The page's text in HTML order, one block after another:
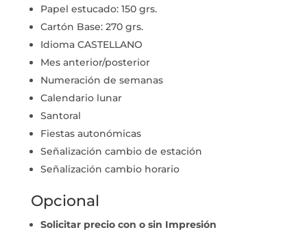
Papel estucado: 150 grs.
Cartón Base: 270 grs.
Idioma CASTELLANO
Mes anterior/posterior
Numeración de semanas
Calendario lunar
Santoral
Fiestas autonómicas
Señalización cambio de estación
Señalización cambio horario
Opcional
Solicitar precio con o sin Impresión